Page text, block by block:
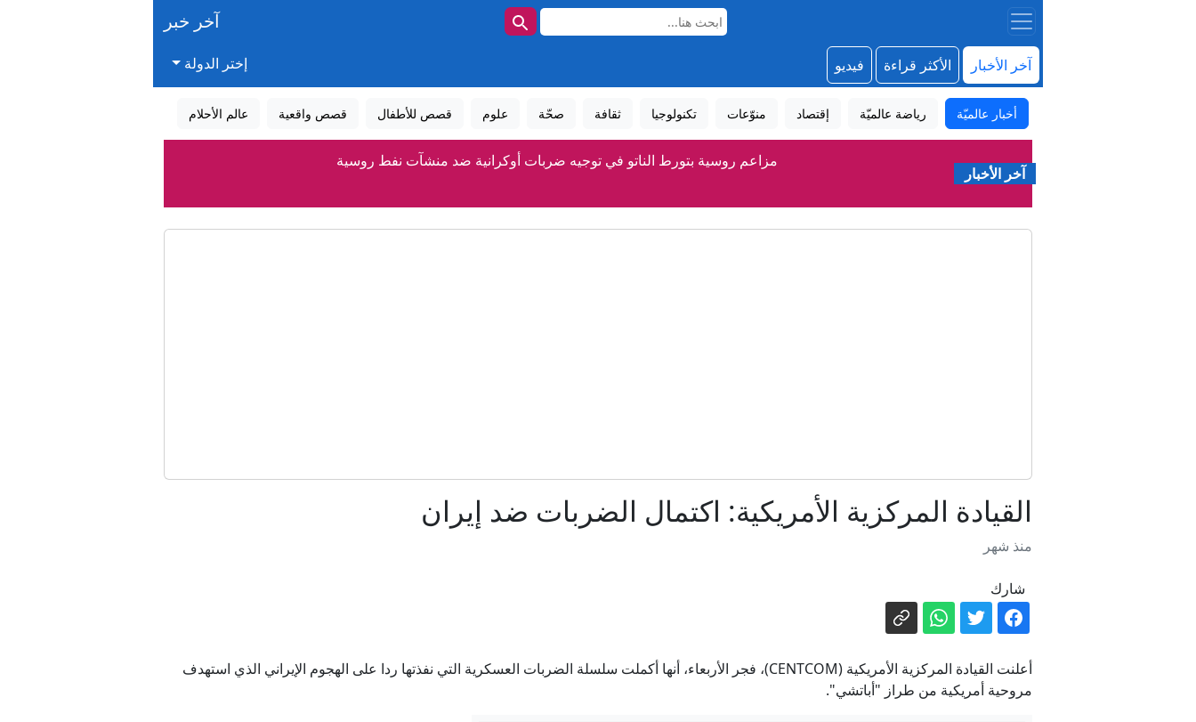
آخر خبر
آخر الأخبار الأكثر قراءة فيديو إختر الدولة
أخبار عالميّة رياضة عالميّة إقتصاد منوّعات تكنولوجيا ثقافة صحّة علوم قصص للأطفال قصص واقعية عالم الأحلام
آخر الأخبار
مزاعم روسية بتورط الناتو في توجيه ضربات أوكرانية ضد منشآت نفط روسية
شاهد خطابات ترامب المتقلبة بشأن الحرب مع إيران
السيد.. من هو ابن المهاجر المصري الذي "لم يفترض أن يكون سياسيا"؟
كيف يمكن إنهاء حرب السودان الوحشية والمنسية؟ - في الإيكونوميست
القيادة المركزية الأمريكية: اكتمال الضربات ضد إيران
منذ شهر
شارك
أعلنت القيادة المركزية الأمريكية (CENTCOM)، فجر الأربعاء، أنها أكملت سلسلة الضربات العسكرية التي نفذتها ردا على الهجوم الإيراني الذي استهدف
مروحية أمريكية من طراز "أباتشي".